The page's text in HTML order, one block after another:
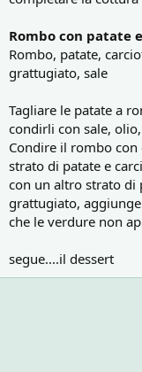
Rombo con patate
Rombo, patate,
grattugiato, sale
Tagliare le patate a
condirli con sale,
Condire il rombo
strato di patate e
con un altro strato di
grattugiato,
che le verdure non
segue....il dessert